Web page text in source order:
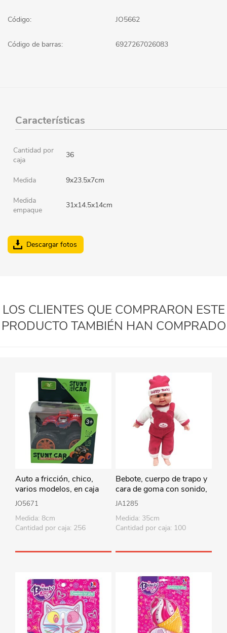
Código: JO5662
Código de barras: 6927267026083
Características
Cantidad por
caja
36
Medida 9x23.5x7cm
Medida
empaque
31x14.5x14cm
Descargar fotos
LOS CLIENTES QUE COMPRARON ESTE
PRODUCTO TAMBIÉN HAN COMPRADO
Auto a fricción, chico,
varios modelos, en caja
JO5671
Medida: 8cm
Cantidad por caja: 256
Bebote, cuerpo de trapo y
cara de goma con sonido,
35cm varios colores en
bolsa
JA1285
Medida: 35cm
Cantidad por caja: 100